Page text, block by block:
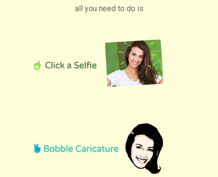
all you need to do is